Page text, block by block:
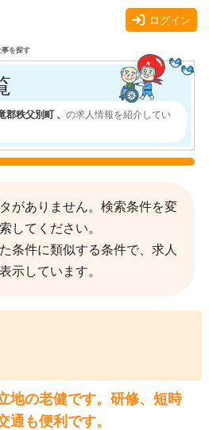
ログイン
事を探す
郡秩父別町 、 の求人情報を紹介してい
がありません。検索条件を変
してください。
条件に類似する条件で、求人
示しています。
地の老健です。研修、短時
通も便利です。